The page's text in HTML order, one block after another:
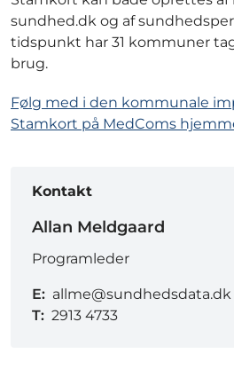
sundhed.dk og af
tidspunkt har 31 kommuner
brug.
Følg med i den kommunale
Stamkort på MedComs
Kontakt
Allan Meldgaard
Programleder
E: allme@sundhedsdata.dk
T: 2913 4733